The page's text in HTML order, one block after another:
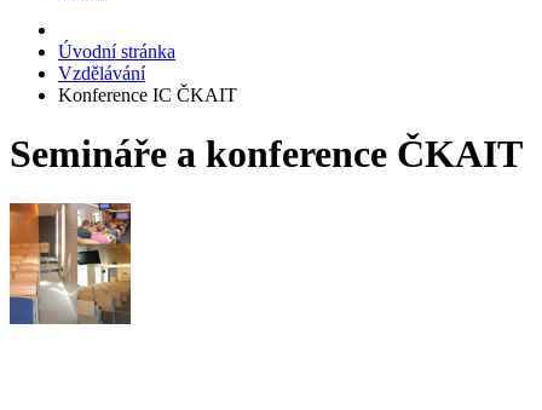
Úvodní stránka
Vzdělávání
Konference IC ČKAIT
Semináře a konference ČKAIT